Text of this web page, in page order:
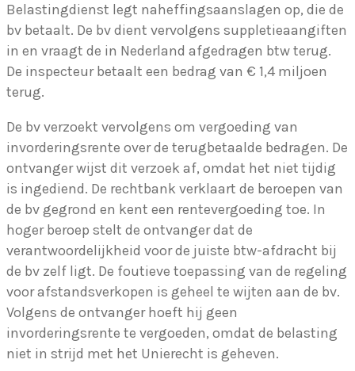
Belastingdienst legt naheffingsaanslagen op, die de
bv betaalt. De bv dient vervolgens suppletieaangiften
in en vraagt de in Nederland afgedragen btw terug.
De inspecteur betaalt een bedrag van € 1,4 miljoen
terug.
De bv verzoekt vervolgens om vergoeding van
invorderingsrente over de terugbetaalde bedragen. De
ontvanger wijst dit verzoek af, omdat het niet tijdig
is ingediend. De rechtbank verklaart de beroepen van
de bv gegrond en kent een rentevergoeding toe. In
hoger beroep stelt de ontvanger dat de
verantwoordelijkheid voor de juiste btw-afdracht bij
de bv zelf ligt. De foutieve toepassing van de regeling
voor afstandsverkopen is geheel te wijten aan de bv.
Volgens de ontvanger hoeft hij geen
invorderingsrente te vergoeden, omdat de belasting
niet in strijd met het Unierecht is geheven.